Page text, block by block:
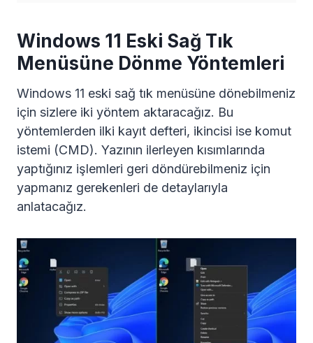
Windows 11 Eski Sağ Tık
Menüsüne Dönme Yöntemleri
Windows 11 eski sağ tık menüsüne dönebilmeniz
için sizlere iki yöntem aktaracağız. Bu
yöntemlerden ilki kayıt defteri, ikincisi ise komut
istemi (CMD). Yazının ilerleyen kısımlarında
yaptığınız işlemleri geri döndürebilmeniz için
yapmanız gerekenleri de detaylarıyla
anlatacağız.